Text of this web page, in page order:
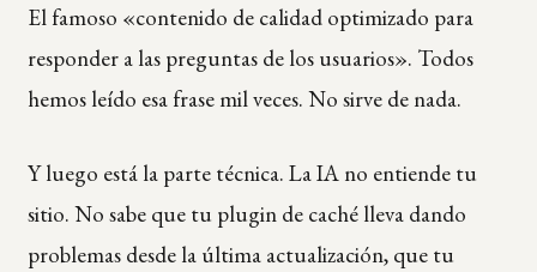
El famoso «contenido de calidad optimizado para
responder a las preguntas de los usuarios». Todos
hemos leído esa frase mil veces. No sirve de nada.
Y luego está la parte técnica. La IA no entiende tu
sitio. No sabe que tu plugin de caché lleva dando
problemas desde la última actualización, que tu